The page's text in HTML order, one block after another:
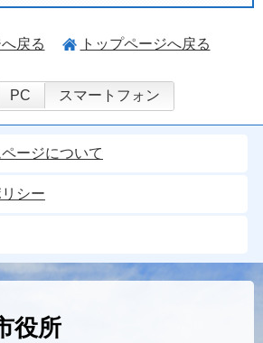
戻る トップページへ戻る
PC スマートフォン
ージについて
シー
役所